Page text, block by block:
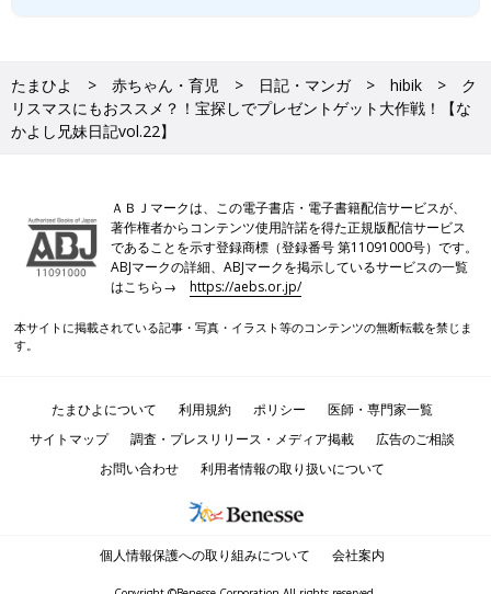
たまひよ 赤ちゃん・育児 日記・マンガ hibik
ク
リスマスにもおススメ？！宝探しでプレゼントゲット大作戦！【な
かよし兄妹日記vol.22】
ＡＢＪマークは、この電子書店・電子書籍配信サービスが、
著作権者からコンテンツ使用許諾を得た正規版配信サービス
であることを示す登録商標（登録番号 第11091000号）です。
ABJマークの詳細、ABJマークを掲示しているサービスの一覧
はこちら→https://aebs.or.jp/
本サイトに掲載されている記事・写真・イラスト等のコンテンツの無断転載を禁じま
す。
たまひよについて 利用規約 ポリシー
医師・専門家一覧
サイトマップ
調査・プレスリリース・メディア掲載
広告のご相談
お問い合わせ
利用者情報の取り扱いについて
個人情報保護への取り組みについて 会社案内